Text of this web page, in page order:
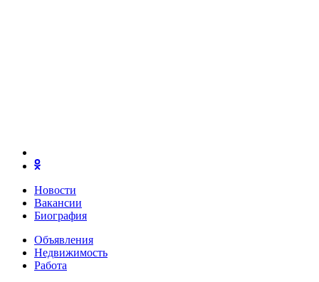
Новости
Вакансии
Биография
Объявления
Недвижимость
Работа